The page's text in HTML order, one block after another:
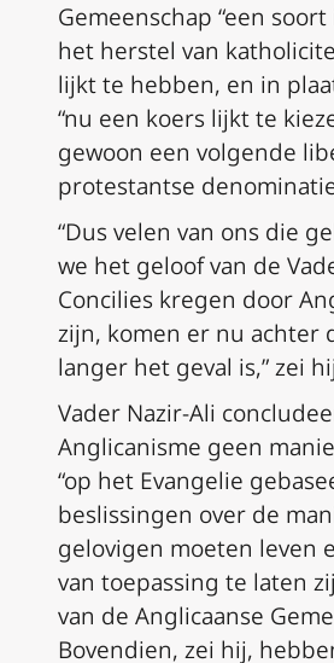
Gemeenschap “een
het herstel van
lijkt te hebben, en in
“nu een koers lijkt te
gewoon een volgende
protestantse
“Dus velen van ons die
we het geloof van de
Concilies kregen door
zijn, komen er nu achter
langer het geval is,” zei
Vader Nazir-Ali
Anglicanisme geen
“op het Evangelie
beslissingen over de
gelovigen moeten leven
van toepassing te laten
van de Anglicaanse
Bovendien, zei hij,